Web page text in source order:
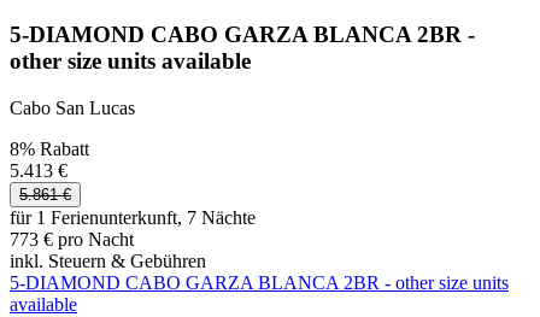
5-DIAMOND CABO GARZA BLANCA 2BR -
other size units available
Cabo San Lucas
8% Rabatt
5.413 €
5.861 €
für 1 Ferienunterkunft, 7 Nächte
773 € pro Nacht
inkl. Steuern & Gebühren
5-DIAMOND CABO GARZA BLANCA 2BR - other size units
available